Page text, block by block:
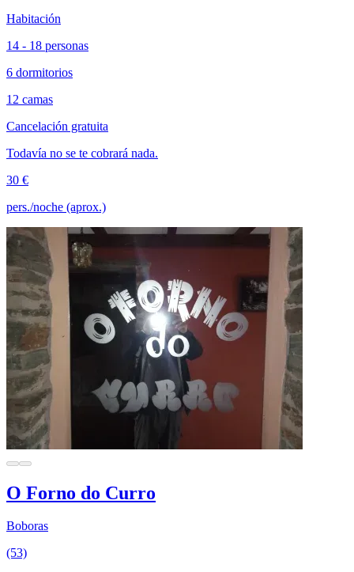
Habitación
14 - 18 personas
6 dormitorios
12 camas
Cancelación gratuita
Todavía no se te cobrará nada.
30 €
pers./noche (aprox.)
O Forno do Curro
Boboras
(53)